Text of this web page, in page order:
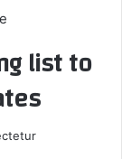
list to